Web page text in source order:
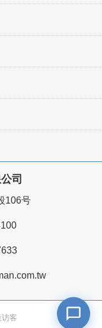
司
106号
客